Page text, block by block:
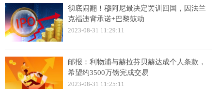
彻底闹翻！穆阿尼最决定罢训回国，因法兰
克福违背承诺+巴黎鼓动
2023-08-31 11:29:11
邮报：利物浦与赫拉芬贝赫达成个人条款，
希望约3500万镑完成交易
2023-08-31 11:25:11